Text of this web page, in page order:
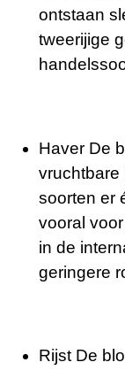
ontstaan
tweerijige
Haver De
vruchtbare
soorten er
vooral
in de
geringere
Rijst De